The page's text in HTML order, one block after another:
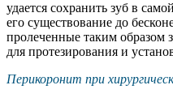
удается сохранить зуб в
его существование до
пролеченные таким образом
для протезирования и
Перикоронит при